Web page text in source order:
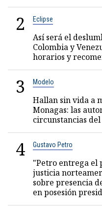
2 Eclipse
Así será el
Colombia y
horarios y
3 Modelo
Hallan sin vida a
Monagas: las
circunstancias del
4 Gustavo Petro
"Petro entrega el
justicia
sobre presencia
en posesión